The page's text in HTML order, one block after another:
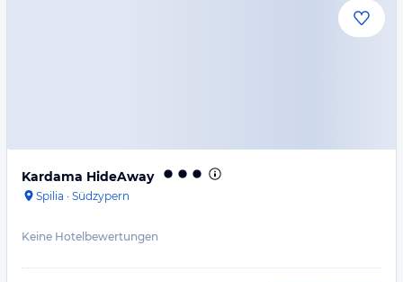
Kardama HideAway
Spilia · Südzypern
Keine Hotelbewertungen